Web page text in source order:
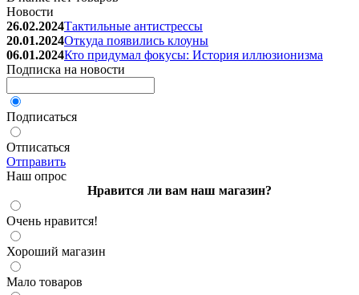
Новости
26.02.2024Тактильные антистрессы
20.01.2024Откуда появились клоуны
06.01.2024Кто придумал фокусы: История иллюзионизма
Подписка на новости
Подписаться
Отписаться
Отправить
Наш опрос
Нравится ли вам наш магазин?
Очень нравится!
Хороший магазин
Мало товаров